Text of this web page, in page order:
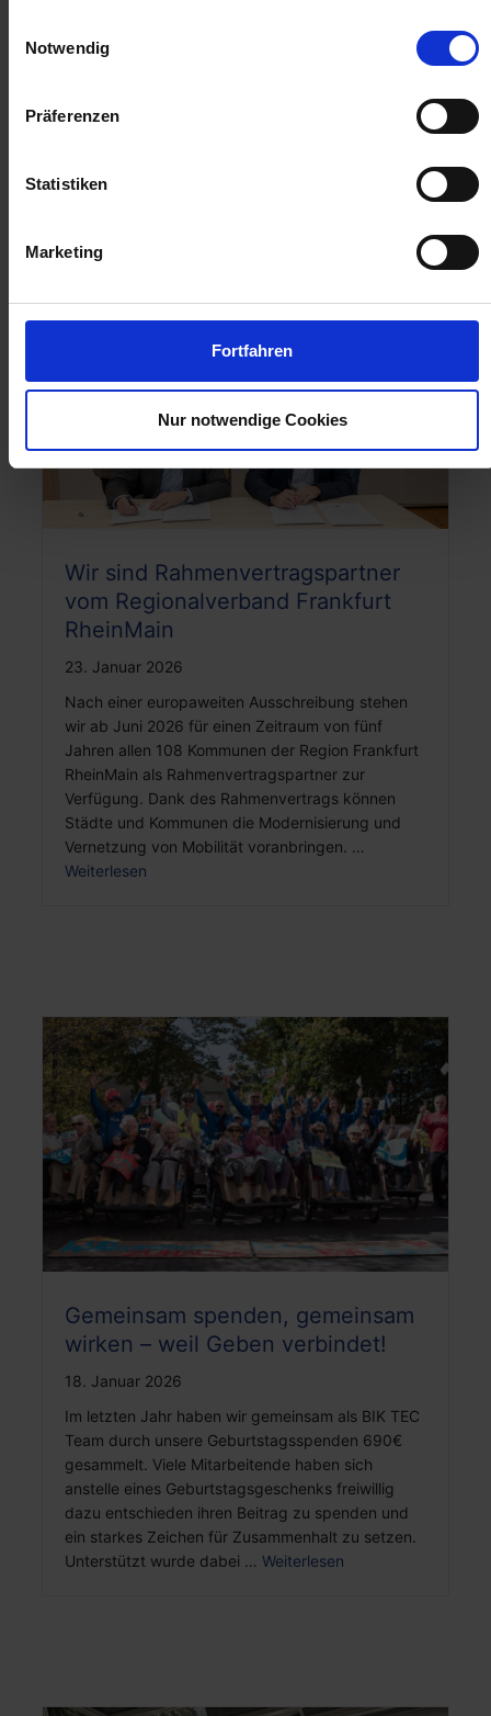
Notwendig
Präferenzen
Statistiken
Marketing
Fortfahren
Nur notwendige Cookies
selbsttragenden Grundrahmen sowie
Wir sind Rahmenvertragspartner
vom Regionalverband Frankfurt
RheinMain
23. Januar 2026
Nach einer europaweiten Ausschreibung stehen
wir ab Juni 2026 für einen Zeitraum von fünf
Jahren allen 108 Kommunen der Region Frankfurt
RheinMain als Rahmenvertragspartner zur
Verfügung. Dank des Rahmenvertrags können
Städte und Kommunen die Modernisierung und
Vernetzung von Mobilität voranbringen. …
Weiterlesen
Gemeinsam spenden, gemeinsam
wirken – weil Geben verbindet!
18. Januar 2026
Im letzten Jahr haben wir gemeinsam als BIK TEC
Team durch unsere Geburtstagsspenden 690€
gesammelt. Viele Mitarbeitende haben sich
anstelle eines Geburtstagsgeschenks freiwillig
dazu entschieden ihren Beitrag zu spenden und
ein starkes Zeichen für Zusammenhalt zu setzen.
Unterstützt wurde dabei … Weiterlesen